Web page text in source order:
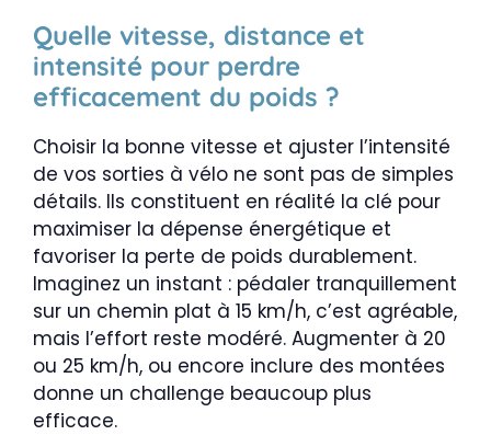
Quelle vitesse, distance et
intensité pour perdre
efficacement du poids ?
Choisir la bonne vitesse et ajuster l’intensité
de vos sorties à vélo ne sont pas de simples
détails. Ils constituent en réalité la clé pour
maximiser la dépense énergétique et
favoriser la perte de poids durablement.
Imaginez un instant : pédaler tranquillement
sur un chemin plat à 15 km/h, c’est agréable,
mais l’effort reste modéré. Augmenter à 20
ou 25 km/h, ou encore inclure des montées
donne un challenge beaucoup plus
efficace.